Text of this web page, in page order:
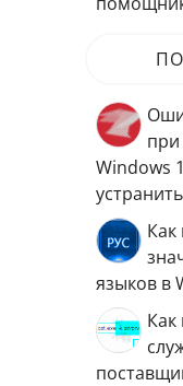
Windows
устранить
Как
языков в
Как